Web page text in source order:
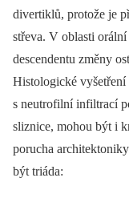
divertiklů, protože je
střeva. V oblasti orální
descendentu změny
Histologické
s neutrofilní infiltrací
sliznice, mohou být i
porucha
být triáda: